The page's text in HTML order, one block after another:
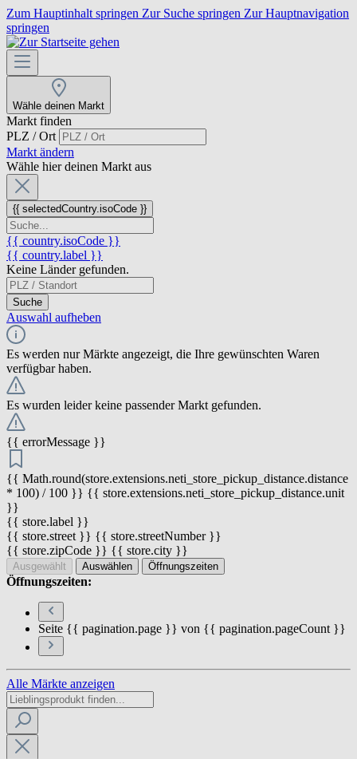
Zum Hauptinhalt springen Zur Suche springen Zur Hauptnavigation
springen
Wähle deinen Markt
Markt finden
PLZ / Ort
Markt ändern
Wähle hier deinen Markt aus
{{ selectedCountry.isoCode }}
{{ country.isoCode }}
{{ country.label }}
Keine Länder gefunden.
Suche
Auswahl aufheben
Es werden nur Märkte angezeigt, die Ihre gewünschten Waren
verfügbar haben.
Es wurden leider keine passender Markt gefunden.
{{ errorMessage }}
{{ Math.round(store.extensions.neti_store_pickup_distance.distance
* 100) / 100 }} {{ store.extensions.neti_store_pickup_distance.unit
}}
{{ store.label }}
{{ store.street }} {{ store.streetNumber }}
{{ store.zipCode }} {{ store.city }}
Ausgewählt Auswählen Öffnungszeiten
Öffnungszeiten:
Seite {{ pagination.page }} von {{ pagination.pageCount }}
Alle Märkte anzeigen